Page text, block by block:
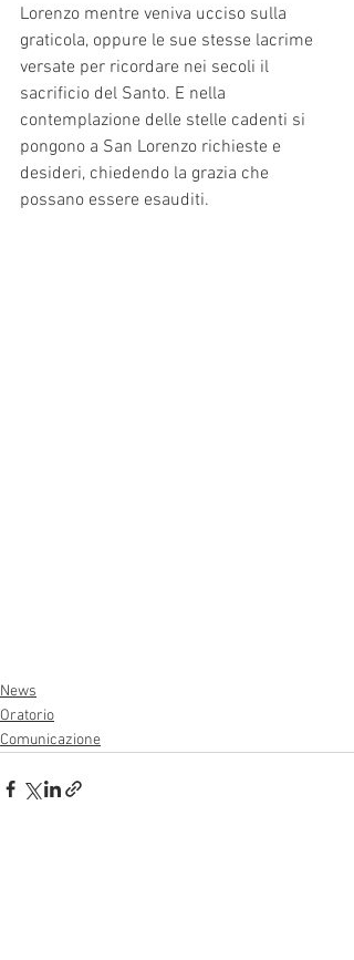
Lorenzo mentre veniva ucciso sulla
graticola, oppure le sue stesse lacrime
versate per ricordare nei secoli il
sacrificio del Santo. E nella
contemplazione delle stelle cadenti si
pongono a San Lorenzo richieste e
desideri, chiedendo la grazia che
possano essere esauditi.
News
Oratorio
Comunicazione